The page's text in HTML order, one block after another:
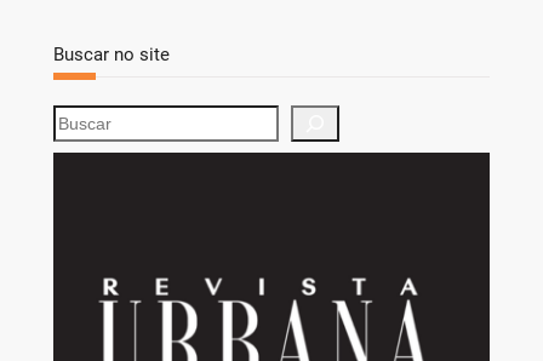
Buscar no site
S
e